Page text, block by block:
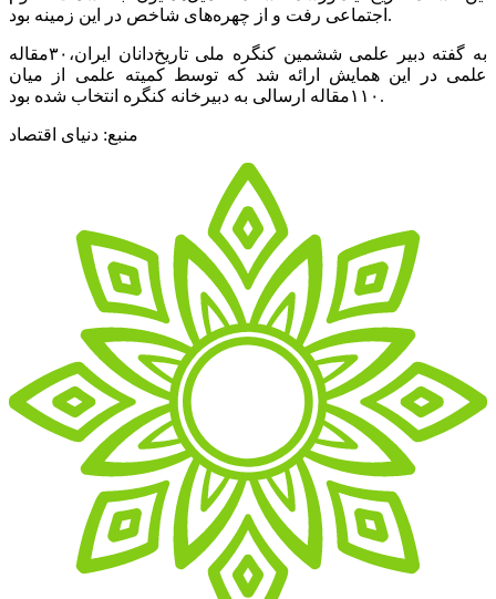
اجتماعی رفت و از چهره‌های شاخص در این زمینه بود.
به گفته دبیر علمی ششمین کنگره ملی تاریخ‌دانان ایران،۳۰مقاله
علمی در این همایش ارائه شد که توسط کمیته علمی از میان
۱۱۰مقاله ارسالی به دبیرخانه کنگره انتخاب شده بود.
منبع: دنیای اقتصاد